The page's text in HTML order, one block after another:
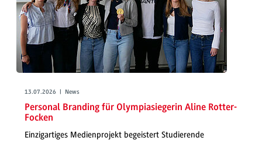
13.07.2026 | News
Personal Branding für Olympiasiegerin Aline Rotter-
Focken
Einzigartiges Medienprojekt begeistert Studierende